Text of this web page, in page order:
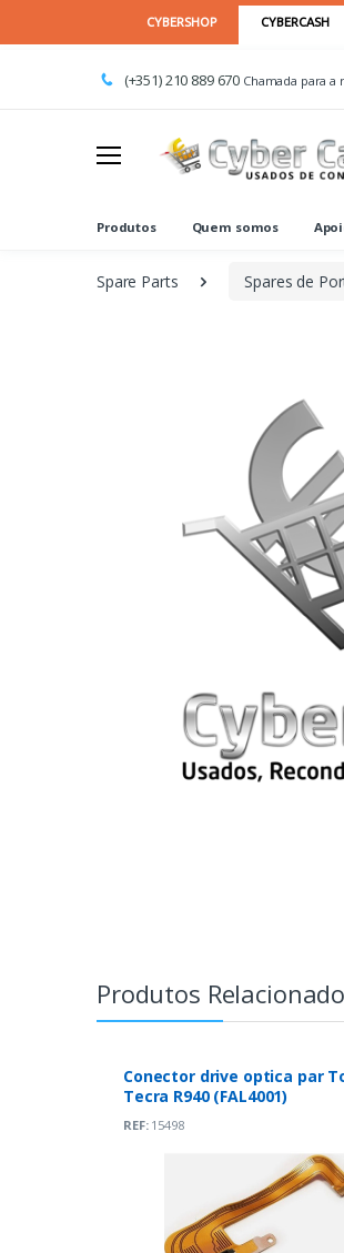
(+351) 210 889 670 Chamada para a
Produtos Quem somos
Spare Parts Spares de
Produtos
Conector drive optica par
Tecra R940 (FAL4001)
REF:15498